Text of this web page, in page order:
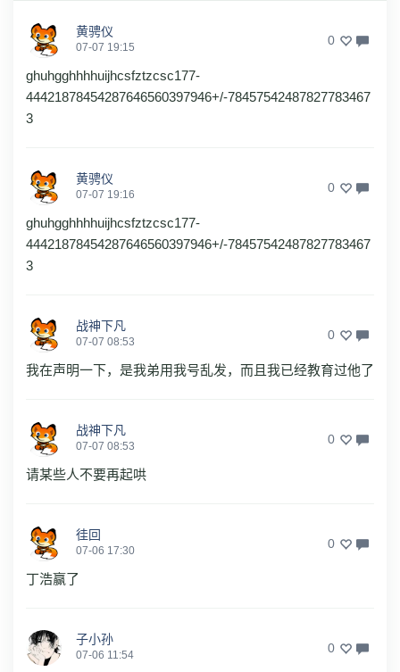
黄骋仪
07-07 19:15 0
ghuhgghhhhuijhcsfztzcsc177-
44421878454287646560397946+/-78457542487827783467
3
黄骋仪
07-07 19:16 0
ghuhgghhhhuijhcsfztzcsc177-
44421878454287646560397946+/-78457542487827783467
3
战神下凡
07-07 08:53 0
我在声明一下，是我弟用我号乱发，而且我已经教育过他了
战神下凡
07-07 08:53 0
请某些人不要再起哄
徍回
07-06 17:30 0
丁浩赢了
子小孙
07-06 11:54 0